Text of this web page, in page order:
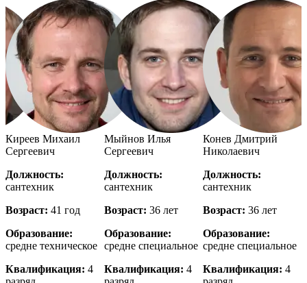
Киреев Михаил
Сергеевич
Должность:
сантехник
Возраст: 41 год
Образование:
средне техническое
Квалификация: 4
Мыйнов Илья
Сергеевич
Должность:
сантехник
Возраст: 36 лет
Образование:
средне специальное
Квалификация: 4
Конев Дмитрий
Николаевич
Должность:
сантехник
Возраст: 36 лет
Образование:
средне специальное
Квалификация: 4